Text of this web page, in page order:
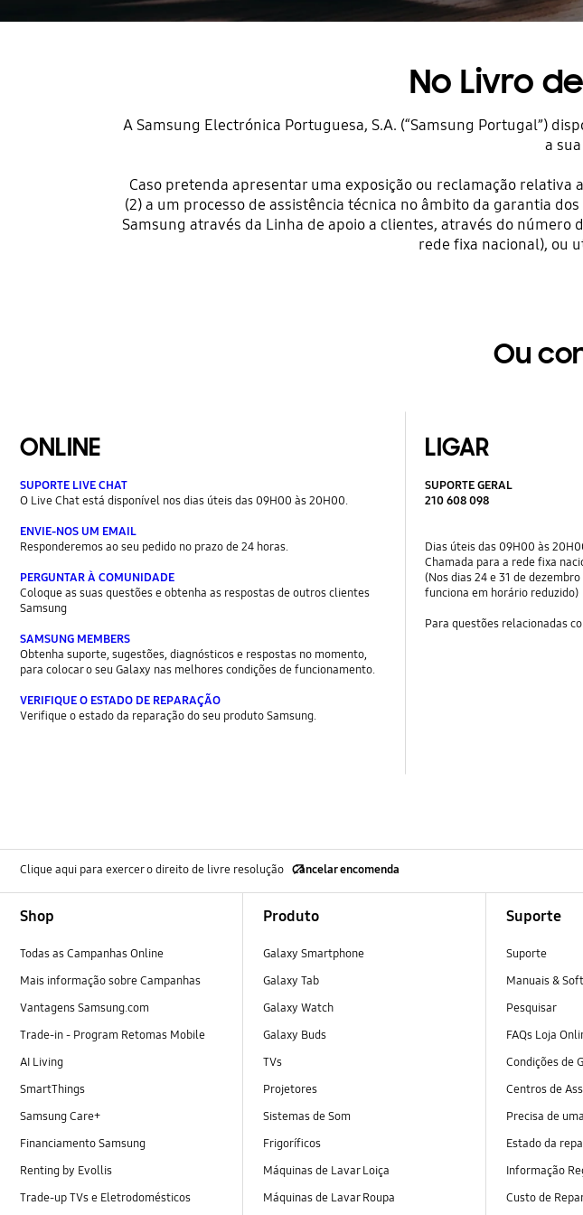
No Livro
A Samsung Electrónica Portuguesa, S.A. (“Samsung Portugal”)
a
Caso pretenda apresentar uma exposição ou reclamação relativa
(2) a um processo de assistência técnica no âmbito da garantia
Samsung através da Linha de apoio a clientes, através do número
rede fixa nacional), ou
Ou
ONLINE
SUPORTE LIVE CHAT
O Live Chat está disponível nos dias úteis das 09H00 às 20H00.
ENVIE-NOS UM EMAIL
Responderemos ao seu pedido no prazo de 24 horas.
PERGUNTAR À COMUNIDADE
Coloque as suas questões e obtenha as respostas de outros clientes
Samsung
SAMSUNG MEMBERS
Obtenha suporte, sugestões, diagnósticos e respostas no momento,
para colocar o seu Galaxy nas melhores condições de funcionamento.
VERIFIQUE O ESTADO DE REPARAÇÃO
Verifique o estado da reparação do seu produto Samsung.
LIGAR
SUPORTE GERAL
210 608 098
Dias úteis das 09H00 às
Chamada para a rede fixa
(Nos dias 24 e 31 de
funciona em horário reduzido)
Para questões relacionadas
Clique aqui para exercer o direito de livre resolução Cancelar encomenda
Shop
Todas as Campanhas Online
Mais informação sobre Campanhas
Vantagens Samsung.com
Trade-in - Program Retomas Mobile
AI Living
SmartThings
Samsung Care+
Financiamento Samsung
Renting by Evollis
Trade-up TVs e Eletrodomésticos
Produto
Galaxy Smartphone
Galaxy Tab
Galaxy Watch
Galaxy Buds
TVs
Projetores
Sistemas de Som
Frigoríficos
Máquinas de Lavar Loiça
Máquinas de Lavar Roupa
Suporte
Suporte
Manuais &
Pesquisar
FAQs Loja
Condições de
Centros de
Precisa de
Estado da
Informação
Custo de